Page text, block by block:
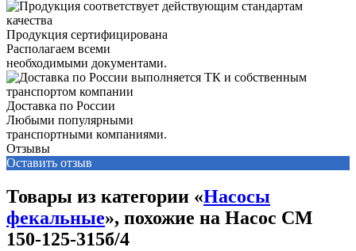
Продукция сертифицирована
Располагаем всеми
необходимыми документами.
Доставка по России
Любыми популярными
транспортными компаниями.
Отзывы
Оставить отзыв
Товары из категории «Насосы
фекальные», похожие на Насос СМ
150-125-315б/4